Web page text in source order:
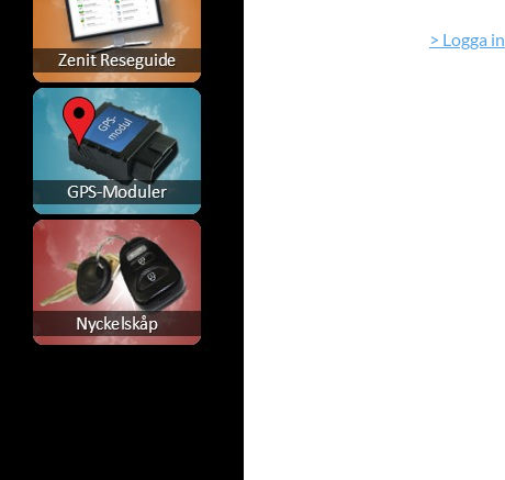
> Logga in